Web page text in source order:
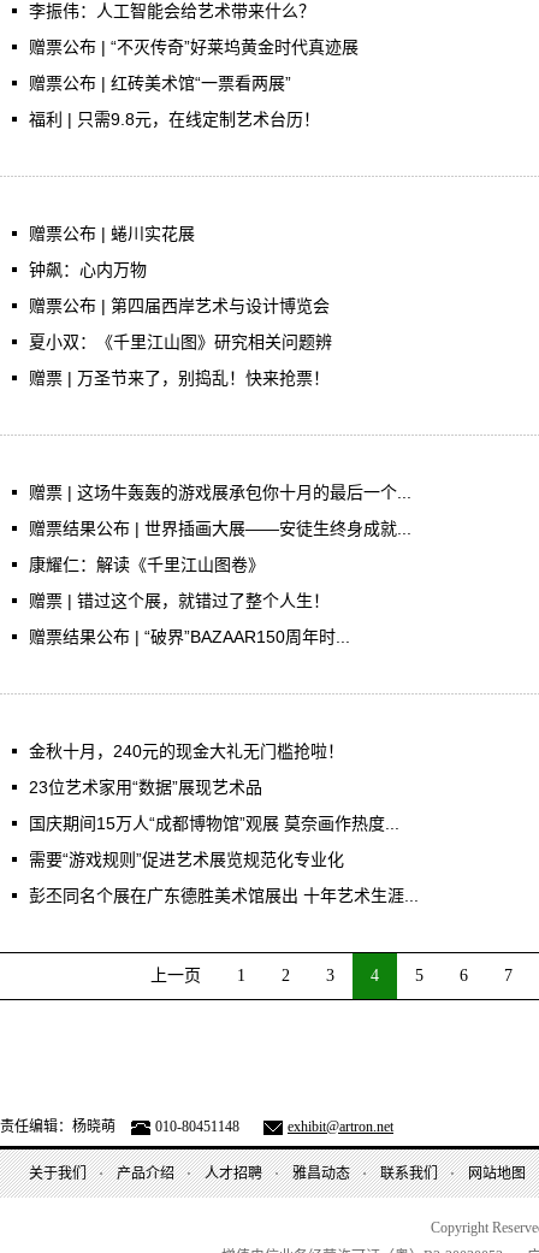
李振伟：人工智能会给艺术带来什么？
赠票公布 | “不灭传奇”好莱坞黄金时代真迹展
赠票公布 | 红砖美术馆“一票看两展”
福利 | 只需9.8元，在线定制艺术台历！
赠票公布 | 蜷川实花展
钟飙：心内万物
赠票公布 | 第四届西岸艺术与设计博览会
夏小双：《千里江山图》研究相关问题辨
赠票 | 万圣节来了，别捣乱！快来抢票！
赠票 | 这场牛轰轰的游戏展承包你十月的最后一个...
赠票结果公布 | 世界插画大展——安徒生终身成就...
康耀仁：解读《千里江山图卷》
赠票 | 错过这个展，就错过了整个人生！
赠票结果公布 | “破界”BAZAAR150周年时...
金秋十月，240元的现金大礼无门槛抢啦！
23位艺术家用“数据”展现艺术品
国庆期间15万人“成都博物馆”观展 莫奈画作热度...
需要“游戏规则”促进艺术展览规范化专业化
彭丕同名个展在广东德胜美术馆展出 十年艺术生涯...
上一页 1 2 3 4 5 6 7
责任编辑：杨晓萌 010-80451148 exhibit@artron.net
关于我们 产品介绍 人才招聘 雅昌动态 联系我们 网站地图
Copyright